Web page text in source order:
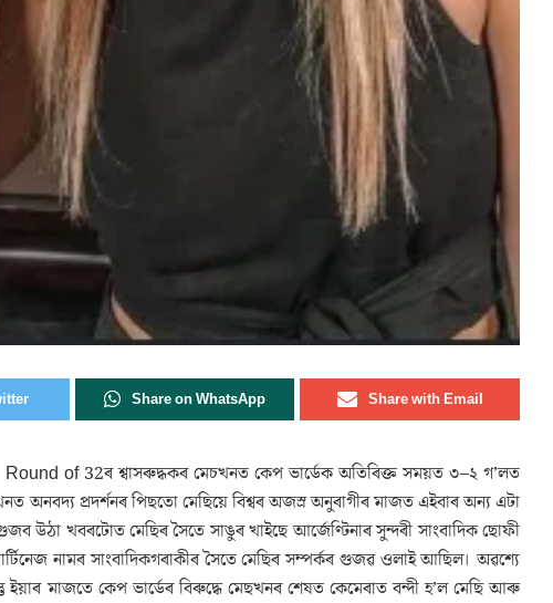
Share on WhatsApp Share with Email
Round of 32ৰ শ্বাসৰুদ্ধকৰ মেচখনত কেপ ভাৰ্ডেক অতিৰিক্ত সময়ত ৩–২ গ’লত
অনবদ্য প্ৰদৰ্শনৰ পিছতো মেছিয়ে বিশ্বৰ অজস্ৰ অনুৰাগীৰ মাজত এইবাৰ অন্য এটা
উঠা খবৰটোত মেছিৰ সৈতে সাঙুৰ খাইছে আৰ্জেণ্টিনাৰ সুন্দৰী সাংবাদিক ছোফী
নামৰ সাংবাদিকগৰাকীৰ সৈতে মেছিৰ সম্পৰ্কৰ গুজৱ ওলাই আছিল। অৱশ্যে
মাজতে কেপ ভাৰ্ডেৰ বিৰুদ্ধে মেছখনৰ শেষত কেমেৰাত বন্দী হ’ল মেছি আৰু